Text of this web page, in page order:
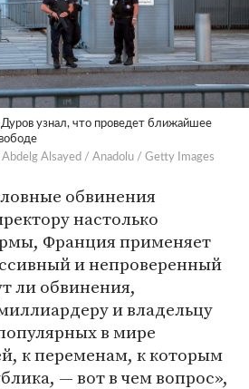
узнал, что проведет ближайшее
Alsayed / Anadolu / Getty Images
обвинения
настолько
Франция применяет
и непроверенный
ли обвинения,
и владельцу
в мире
к переменам, к которым
— вот в чем вопрос»,